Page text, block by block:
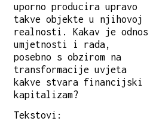
uporno producira upravo
takve objekte u njihovoj
realnosti. Kakav je odnos
umjetnosti i rada,
posebno s obzirom na
transformacije uvjeta
kakve stvara financijski
kapitalizam?
Tekstovi: